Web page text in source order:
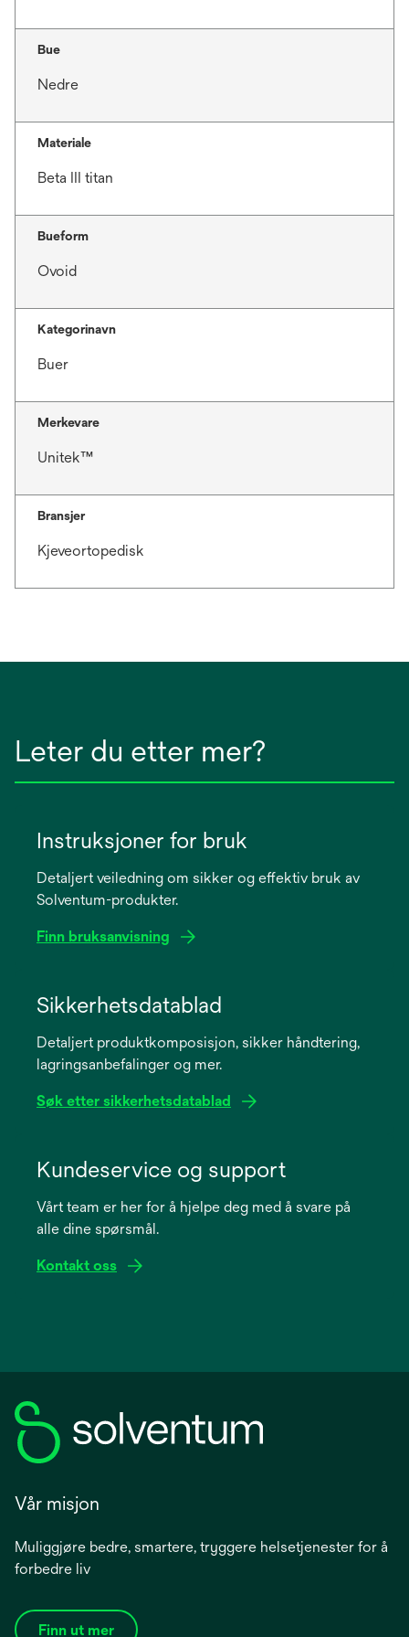
Bue
Nedre
Materiale
Beta III titan
Bueform
Ovoid
Kategorinavn
Buer
Merkevare
Unitek™
Bransjer
Kjeveortopedisk
Leter du etter mer?
Instruksjoner for bruk
Detaljert veiledning om sikker og effektiv bruk av
Solventum-produkter.
Finn bruksanvisning
new
Sikkerhetsdatablad
Detaljert produktkomposisjon, sikker håndtering,
lagringsanbefalinger og mer.
Søk etter sikkerhetsdatablad
new
Kundeservice og support
Vårt team er her for å hjelpe deg med å svare på
alle dine spørsmål.
Kontakt oss
Vår misjon
Muliggjøre bedre, smartere, tryggere helsetjenester for å
forbedre liv
Finn ut mer